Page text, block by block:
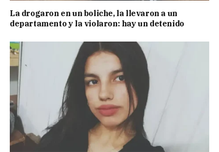
La drogaron en un boliche, la llevaron a un
departamento y la violaron: hay un detenido